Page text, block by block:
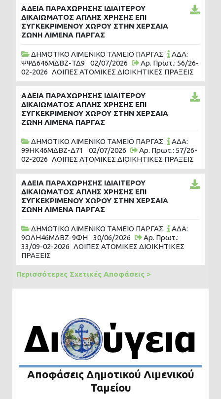
ΑΔΕΙΑ ΠΑΡΑΧΩΡΗΣΗΣ ΙΔΙΑΙΤΕΡΟΥ
ΔΙΚΑΙΩΜΑΤΟΣ ΑΠΛΗΣ ΧΡΗΣΗΣ ΕΠΙ
ΣΥΓΚΕΚΡΙΜΕΝΟΥ ΧΩΡΟΥ ΣΤΗΝ ΧΕΡΣΑΙΑ
ΖΩΝΗ ΛΙΜΕΝΑ ΠΑΡΓΑΣ
ΔΗΜΟΤΙΚΟ ΛΙΜΕΝΙΚΟ ΤΑΜΕΙΟ ΠΑΡΓΑΣ
ΑΔΑ:
ΨΨΔ646ΜΔΒΖ-ΤΔ9
02/07/2026
Αρ. Πρωτ.: 56/26-
02-2026 ΛΟΙΠΕΣ ΑΤΟΜΙΚΕΣ ΔΙΟΙΚΗΤΙΚΕΣ ΠΡΑΞΕΙΣ
ΑΔΕΙΑ ΠΑΡΑΧΩΡΗΣΗΣ ΙΔΙΑΙΤΕΡΟΥ
ΔΙΚΑΙΩΜΑΤΟΣ ΑΠΛΗΣ ΧΡΗΣΗΣ ΕΠΙ
ΣΥΓΚΕΚΡΙΜΕΝΟΥ ΧΩΡΟΥ ΣΤΗΝ ΧΕΡΣΑΙΑ
ΖΩΝΗ ΛΙΜΕΝΑ ΠΑΡΓΑΣ
ΔΗΜΟΤΙΚΟ ΛΙΜΕΝΙΚΟ ΤΑΜΕΙΟ ΠΑΡΓΑΣ
ΑΔΑ:
99ΗΚ46ΜΔΒΖ-Δ71
02/07/2026
Αρ. Πρωτ.: 57/26-
02-2026 ΛΟΙΠΕΣ ΑΤΟΜΙΚΕΣ ΔΙΟΙΚΗΤΙΚΕΣ ΠΡΑΞΕΙΣ
ΑΔΕΙΑ ΠΑΡΑΧΩΡΗΣΗΣ ΙΔΙΑΙΤΕΡΟΥ
ΔΙΚΑΙΩΜΑΤΟΣ ΑΠΛΗΣ ΧΡΗΣΗΣ ΕΠΙ
ΣΥΓΚΕΚΡΙΜΕΝΟΥ ΧΩΡΟΥ ΣΤΗΝ ΧΕΡΣΑΙΑ
ΖΩΝΗ ΛΙΜΕΝΑ ΠΑΡΓΑΣ
ΔΗΜΟΤΙΚΟ ΛΙΜΕΝΙΚΟ ΤΑΜΕΙΟ ΠΑΡΓΑΣ
ΑΔΑ:
9ΟΛΗ46ΜΔΒΖ-9ΦΗ
30/06/2026
Αρ. Πρωτ.:
33/09-02-2026 ΛΟΙΠΕΣ ΑΤΟΜΙΚΕΣ ΔΙΟΙΚΗΤΙΚΕΣ
ΠΡΑΞΕΙΣ
Περισσότερες Σχετικές Αποφάσεις >
Αποφάσεις Δημοτικού Λιμενικού
Ταμείου